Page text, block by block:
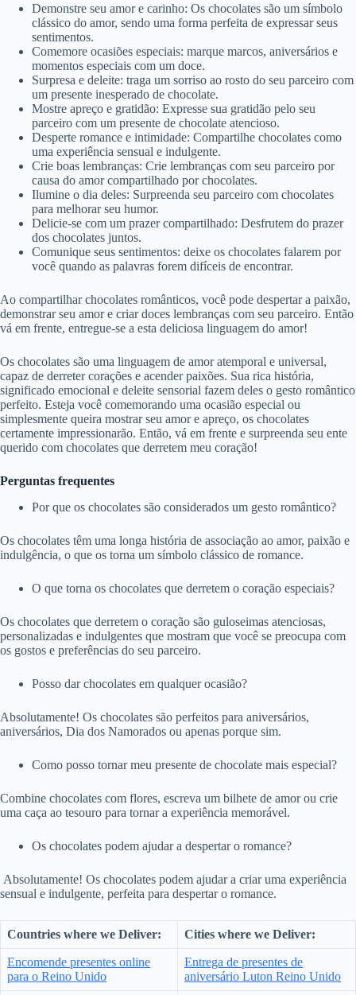
Demonstre seu amor e carinho: Os chocolates são um símbolo
clássico do amor, sendo uma forma perfeita de expressar seus
sentimentos.
Comemore ocasiões especiais: marque marcos, aniversários e
momentos especiais com um doce.
Surpresa e deleite: traga um sorriso ao rosto do seu parceiro com
um presente inesperado de chocolate.
Mostre apreço e gratidão: Expresse sua gratidão pelo seu
parceiro com um presente de chocolate atencioso.
Desperte romance e intimidade: Compartilhe chocolates como
uma experiência sensual e indulgente.
Crie boas lembranças: Crie lembranças com seu parceiro por
causa do amor compartilhado por chocolates.
Ilumine o dia deles: Surpreenda seu parceiro com chocolates
para melhorar seu humor.
Delicie-se com um prazer compartilhado: Desfrutem do prazer
dos chocolates juntos.
Comunique seus sentimentos: deixe os chocolates falarem por
você quando as palavras forem difíceis de encontrar.
Ao compartilhar chocolates românticos, você pode despertar a paixão,
demonstrar seu amor e criar doces lembranças com seu parceiro. Então
vá em frente, entregue-se a esta deliciosa linguagem do amor!
Os chocolates são uma linguagem de amor atemporal e universal,
capaz de derreter corações e acender paixões. Sua rica história,
significado emocional e deleite sensorial fazem deles o gesto romântico
perfeito. Esteja você comemorando uma ocasião especial ou
simplesmente queira mostrar seu amor e apreço, os chocolates
certamente impressionarão. Então, vá em frente e surpreenda seu ente
querido com chocolates que derretem meu coração!
Perguntas frequentes
Por que os chocolates são considerados um gesto romântico?
Os chocolates têm uma longa história de associação ao amor, paixão e
indulgência, o que os torna um símbolo clássico de romance.
O que torna os chocolates que derretem o coração especiais?
Os chocolates que derretem o coração são guloseimas atenciosas,
personalizadas e indulgentes que mostram que você se preocupa com
os gostos e preferências do seu parceiro.
Posso dar chocolates em qualquer ocasião?
Absolutamente! Os chocolates são perfeitos para aniversários,
aniversários, Dia dos Namorados ou apenas porque sim.
Como posso tornar meu presente de chocolate mais especial?
Combine chocolates com flores, escreva um bilhete de amor ou crie
uma caça ao tesouro para tornar a experiência memorável.
Os chocolates podem ajudar a despertar o romance?
Absolutamente! Os chocolates podem ajudar a criar uma experiência
sensual e indulgente, perfeita para despertar o romance.
Countries where we Deliver: Cities where we Deliver:
Encomende presentes online
para o Reino Unido
Entrega de presentes de
aniversário Luton Reino Unido